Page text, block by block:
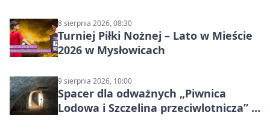
8 sierpnia 2026, 08:30
Turniej Piłki Nożnej – Lato w Mieście
2026 w Mysłowicach
9 sierpnia 2026, 10:00
Spacer dla odważnych „Piwnica
Lodowa i Szczelina przeciwlotnicza” –